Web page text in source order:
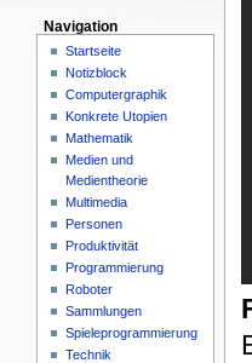
Navigation
Startseite
Notizblock
Computergraphik
Konkrete Utopien
Mathematik
Medien und
Medientheorie
Multimedia
Personen
Produktivität
Programmierung
Roboter
Sammlungen
Spieleprogrammierung
Technik